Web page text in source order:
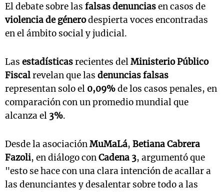
El debate sobre las falsas denunciasen casos de
violencia de génerodespierta voces encontradas
en el ámbito social y judicial.
Las estadísticasrecientes delMinisterio Público
Fiscalrevelan que las denuncias falsas
representan solo el 0,09%de los casos penales, en
comparación con un promedio mundial que
alcanza el 3%.
Desde la asociaciónMuMaLá, Betiana Cabrera
Fazoli, en diálogo conCadena 3, argumentó que
"esto se hace con una clara intención de acallar a
las denunciantes y desalentar sobre todo a las